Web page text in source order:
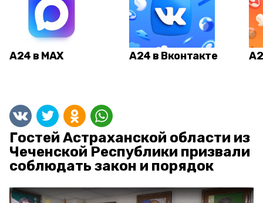
А24 в MAX А24 в Вконтакте
Гостей Астраханской области из
Чеченской Республики призвали
соблюдать закон и порядок